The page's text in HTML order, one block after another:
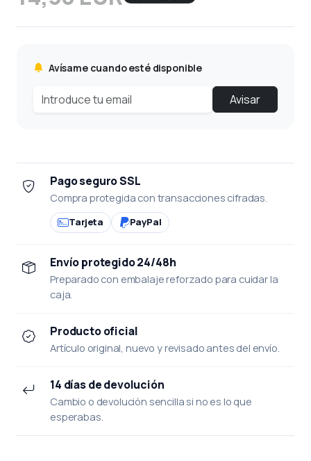
Avísame cuando esté disponible
Avisar
Pago seguro SSL
Compra protegida con transacciones cifradas.
Tarjeta PayPal
Envío protegido 24/48h
Preparado con embalaje reforzado para cuidar la
caja.
Producto oficial
Artículo original, nuevo y revisado antes del envío.
14 días de devolución
Cambio o devolución sencilla si no es lo que
esperabas.